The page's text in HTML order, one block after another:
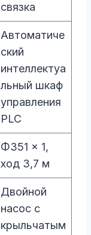
связка
Автоматиче
ский
интеллектуа
льный шкаф
управления
PLC
Φ351 × 1,
ход 3,7 м
Двойной
насос с
крыльчатым